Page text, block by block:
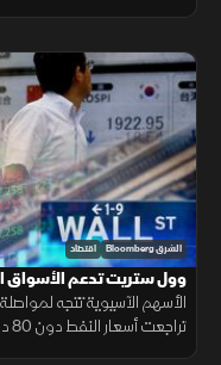
الشرق Bloomberg اقتصاد
وول ستريت تدعم الأسواق
الأسهم الآسيوية تتجه